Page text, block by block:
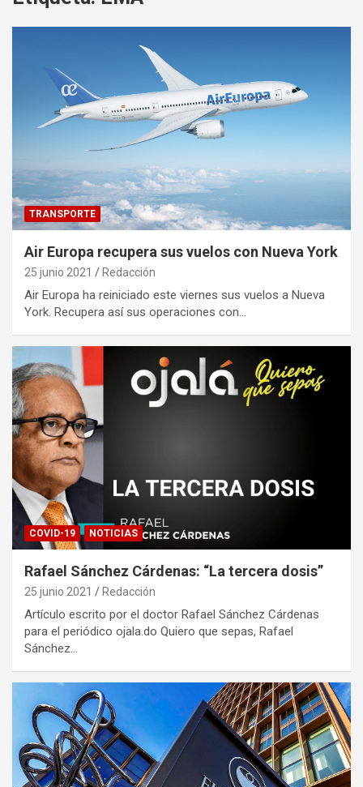
TRANSPORTE
Air Europa recupera sus vuelos con Nueva York
25 junio 2021 Redacción
Air Europa ha reiniciado este viernes sus vuelos a Nueva
York. Recupera así sus operaciones con…
COVID-19 NOTICIAS
Rafael Sánchez Cárdenas: “La tercera dosis”
25 junio 2021 Redacción
Artículo escrito por el doctor Rafael Sánchez Cárdenas
para el periódico ojala.do Quiero que sepas, Rafael
Sánchez…